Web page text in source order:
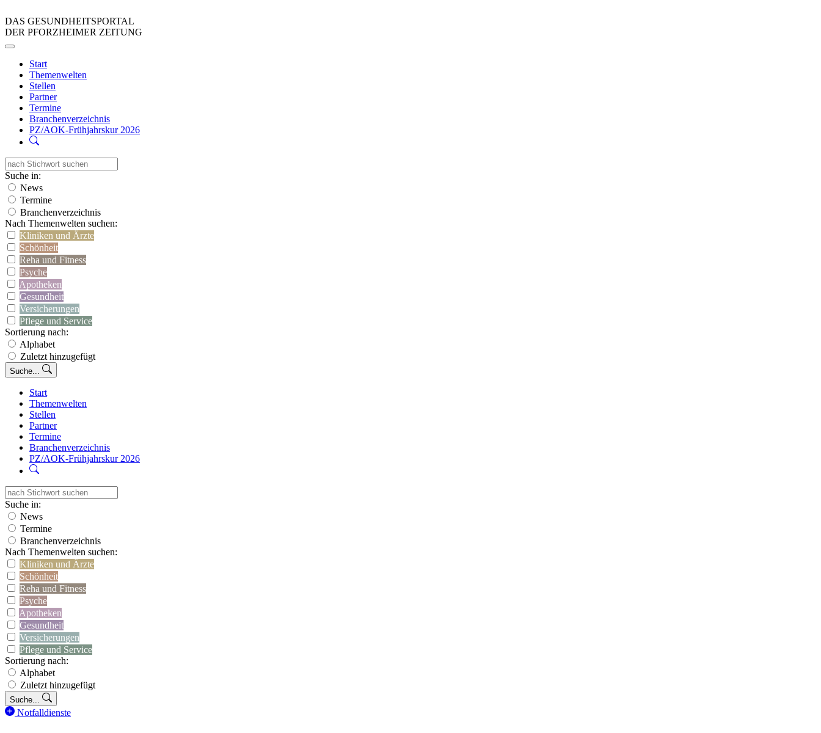
DAS GESUNDHEITSPORTAL
DER PFORZHEIMER ZEITUNG
Start
Themenwelten
Stellen
Partner
Termine
Branchenverzeichnis
PZ/AOK-Frühjahrskur 2026
Suche in:
News
Termine
Branchenverzeichnis
Nach Themenwelten suchen:
Kliniken und Ärzte
Schönheit
Reha und Fitness
Psyche
Apotheken
Gesundheit
Versicherungen
Pflege und Service
Sortierung nach:
Alphabet
Zuletzt hinzugefügt
Suche...
Start
Themenwelten
Stellen
Partner
Termine
Branchenverzeichnis
PZ/AOK-Frühjahrskur 2026
Suche in:
News
Termine
Branchenverzeichnis
Nach Themenwelten suchen:
Kliniken und Ärzte
Schönheit
Reha und Fitness
Psyche
Apotheken
Gesundheit
Versicherungen
Pflege und Service
Sortierung nach:
Alphabet
Zuletzt hinzugefügt
Suche...
Notfalldienste